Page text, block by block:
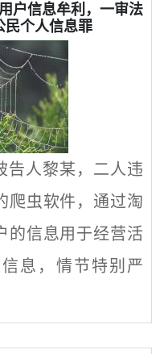
户信息牟利，一审法
民个人信息罪
告人黎某，二人违
爬虫软件，通过淘
的信息用于经营活
息，情节特别严